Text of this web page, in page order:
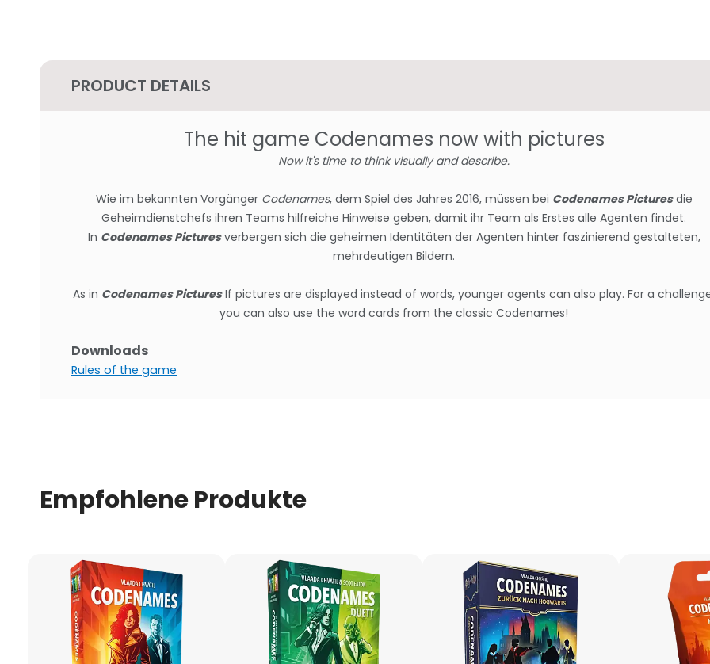
PRODUCT DETAILS
The hit game Codenames now with pictures
Now it's time to think visually and describe.
Wie im bekannten Vorgänger Codenames, dem Spiel des Jahres 2016, müssen bei Codenames Picturesdie
Geheimdienstchefs ihren Teams hilfreiche Hinweise geben, damit ihr Team als Erstes alle Agenten findet.
In Codenames Picturesverbergen sich die geheimen Identitäten der Agenten hinter faszinierend gestalteten,
mehrdeutigen Bildern.
As in Codenames PicturesIf pictures are displayed instead of words, younger agents can also play. For a
you can also use the word cards from the classic Codenames!
Downloads
Rules of the game
Empfohlene Produkte